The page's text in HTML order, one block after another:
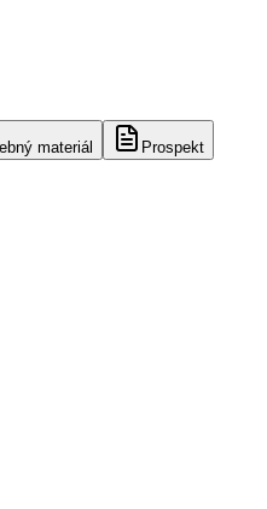
materiál Prospekt